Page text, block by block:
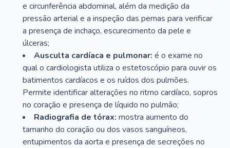
e circunferência abdominal, além da medição da
pressão arterial e a inspeção das pernas para verificar
a presença de inchaço, escurecimento da pele e
úlceras;
Ausculta cardíaca e pulmonar: é o exame no
qual o cardiologista utiliza o estetoscópio para ouvir os
batimentos cardíacos e os ruídos dos pulmões.
Permite identificar alterações no ritmo cardíaco, sopros
no coração e presença de líquido no pulmão;
Radiografia de tórax: mostra aumento do
tamanho do coração ou dos vasos sanguíneos,
entupimentos da aorta e presença de secreções no